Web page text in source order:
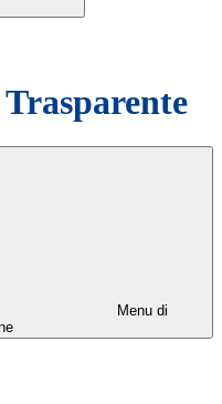
Menu di